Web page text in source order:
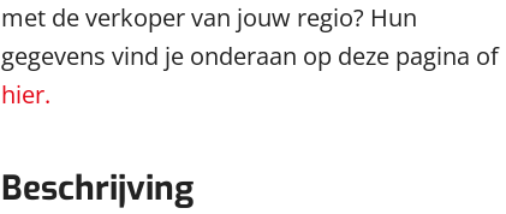
met de verkoper van jouw regio? Hun
gegevens vind je onderaan op deze pagina of
hier.
Beschrijving